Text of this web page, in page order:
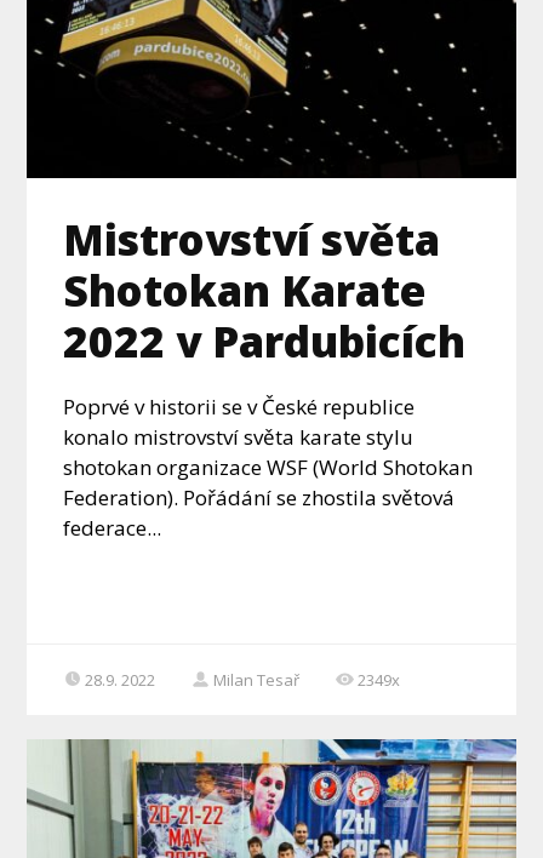
Mistrovství světa
Shotokan Karate
2022 v Pardubicích
Poprvé v historii se v České republice
konalo mistrovství světa karate stylu
shotokan organizace WSF (World Shotokan
Federation). Pořádání se zhostila světová
federace...
28.9. 2022 Milan Tesař 2349x